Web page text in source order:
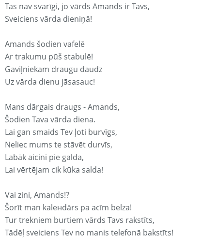
Tas nav svarīgi, jo vārds Amands ir Tavs,
Sveiciens vārda dieniņā!
Amands šodien vafelē
Ar trakumu pūš stabulē!
Gaviļniekam draugu daudz
Uz vārda dienu jāsasauc!
Mans dārgais draugs - Amands,
Šodien Tava vārda diena.
Lai gan smaids Tev ļoti burvīgs,
Neliec mums te stāvēt durvīs,
Labāk aicini pie galda,
Lai vērtējam cik kūka salda!
Vai zini, Amands!?
Šorīt man kaleнdārs pa acīm belza!
Tur trekniem burtiem vārds Tavs rakstīts,
Tādēļ sveiciens Tev no manis telefonā bakstīts!